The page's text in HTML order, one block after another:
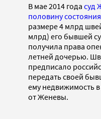
В мае 2014 года cуд
половину состояния
размере 4 млрд
млрд) его бывшей
получила права
летней дочерью.
предписало
передать своей
ему недвижимость
от Женевы.